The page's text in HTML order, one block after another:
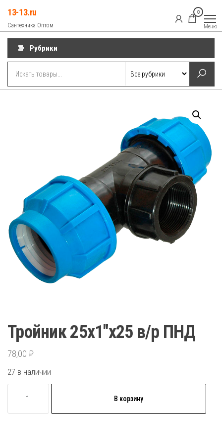
содержимому
13-13.ru
Сантехника Оптом
0
Меню
Рубрики
Тройник 25х1″х25 в/р ПНД
78,00 ₽
27 в наличии
товара
В корзину